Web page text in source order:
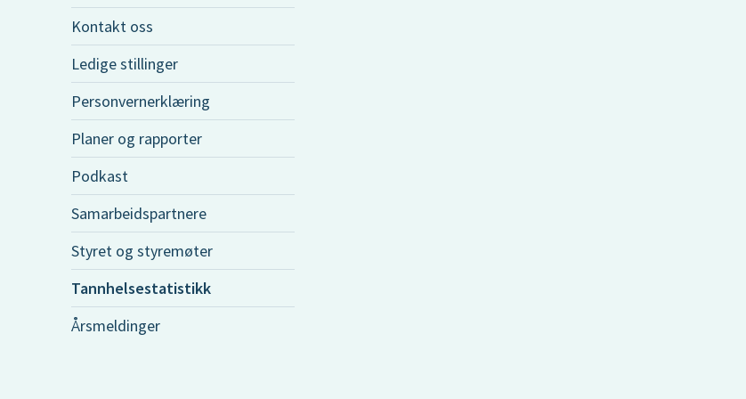
Kontakt oss
Ledige stillinger
Personvernerklæring
Planer og rapporter
Podkast
Samarbeidspartnere
Styret og styremøter
Tannhelsestatistikk
Årsmeldinger